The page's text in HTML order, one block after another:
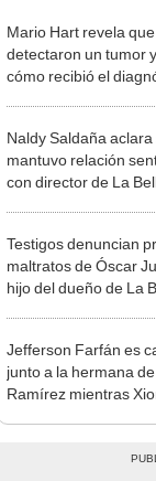
Mario Hart revela
detectaron un tumor
cómo recibió el
Naldy Saldaña aclara
mantuvo relación
con director de La
bajo”
Testigos denuncian
maltratos de Óscar
hijo del dueño de La
Jefferson Farfán es
junto a la hermana
Ramírez mientras